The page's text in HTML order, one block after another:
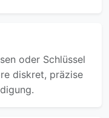
oder Schlüssel
diskret, präzise